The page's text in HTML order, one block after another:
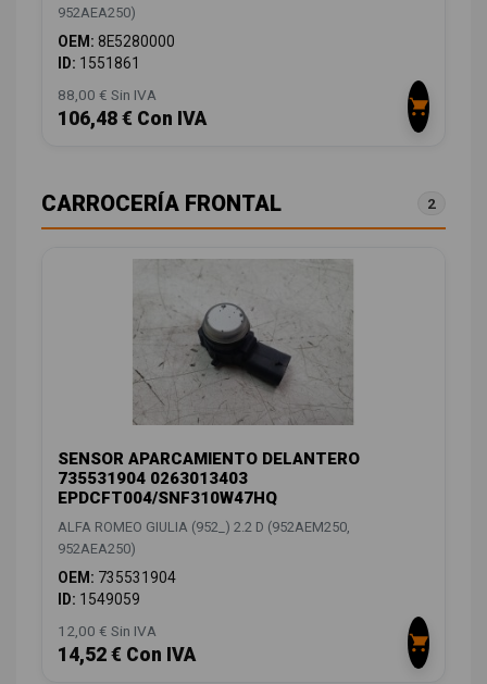
952AEA250)
OEM: 8E5280000
ID: 1551861
88,00 € Sin IVA
106,48 € Con IVA
CARROCERÍA FRONTAL 2
SENSOR APARCAMIENTO DELANTERO
735531904 0263013403
EPDCFT004/SNF310W47HQ
ALFA ROMEO GIULIA (952_) 2.2 D (952AEM250,
952AEA250)
OEM: 735531904
ID: 1549059
12,00 € Sin IVA
14,52 € Con IVA